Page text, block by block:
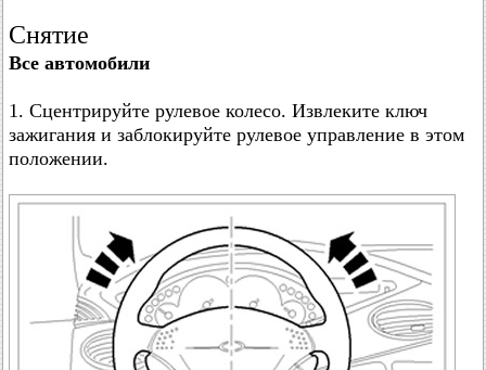
Снятие
Все автомобили
1. Сцентрируйте рулевое колесо. Извлеките ключ
зажигания и заблокируйте рулевое управление в этом
положении.